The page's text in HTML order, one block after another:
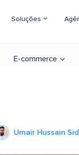
Soluções
E-commerce
Umair Hussain